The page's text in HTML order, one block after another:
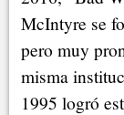
McIntyre se
pero muy
misma
1995 logró